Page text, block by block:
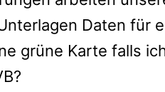
Daten für
grüne Karte falls